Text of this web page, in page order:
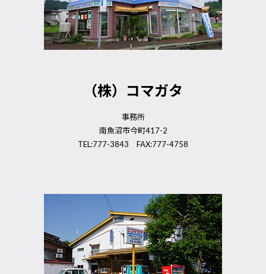
（株）コマガタ
事務所
南魚沼市今町417-2
TEL:777-3843 FAX:777-4758